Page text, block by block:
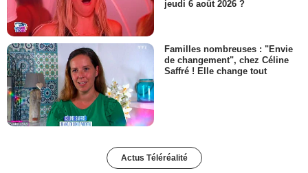
jeudi 6 août 2026 ?
Familles nombreuses : "Envie
de changement", chez Céline
Saffré ! Elle change tout
Actus Téléréalité